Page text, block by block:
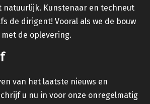
natuurlijk. Kunstenaar en techneut
de dirigent! Vooral als we de bouw
de oplevering.
van het laatste nieuws en
u nu in voor onze onregelmatig